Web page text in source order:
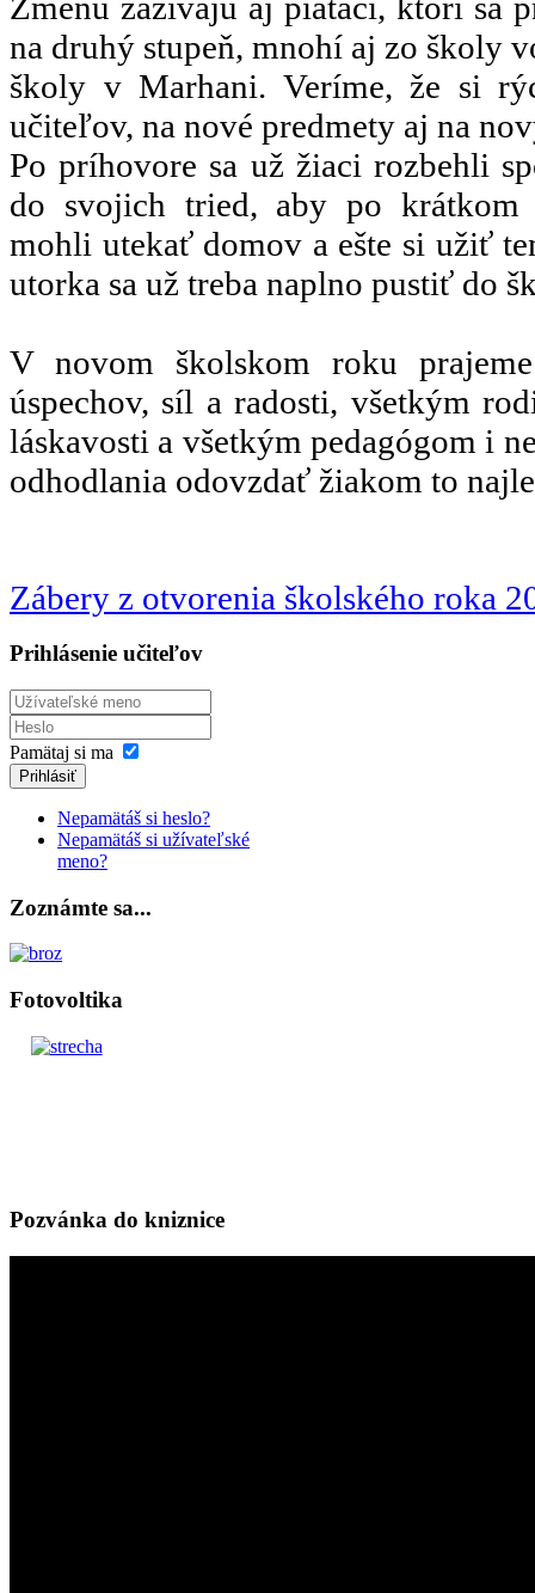
Zmenu zažívajú aj piataci, ktorí sa
na druhý stupeň, mnohí aj zo školy
školy v Marhani. Veríme, že si
učiteľov, na nové predmety aj na
Po príhovore sa už žiaci rozbehli
do svojich tried, aby po krátkom
mohli utekať domov a ešte si užiť
utorka sa už treba naplno pustiť do
V novom školskom roku
úspechov, síl a radosti, všetkým
láskavosti a všetkým pedagógom i
odhodlania odovzdať žiakom to
Zábery z otvorenia školského roka
Prihlásenie učiteľov
Pamätaj si ma
Prihlásiť
Nepamätáš si heslo?
Nepamätáš si užívateľské
meno?
Zoznámte sa...
Fotovoltika
Pozvánka do kniznice